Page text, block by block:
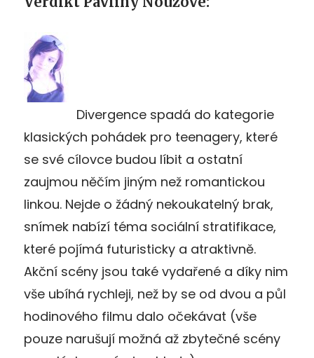
Divergence spadá do kategorie
klasických pohádek pro teenagery, které
se své cílovce budou líbit a ostatní
zaujmou něčím jiným než romantickou
linkou. Nejde o žádný nekoukatelný brak,
snímek nabízí téma sociální stratifikace,
které pojímá futuristicky a atraktivně.
Akční scény jsou také vydařené a díky nim
vše ubíhá rychleji, než by se od dvou a půl
hodinového filmu dalo očekávat (vše
pouze narušují možná až zbytečné scény